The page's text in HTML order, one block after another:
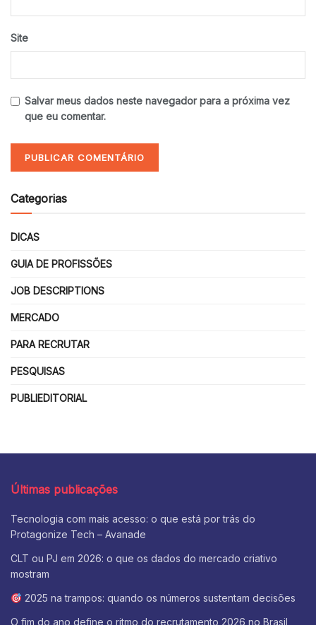
Site
Salvar meus dados neste navegador para a próxima vez
que eu comentar.
Categorias
DICAS
GUIA DE PROFISSÕES
JOB DESCRIPTIONS
MERCADO
PARA RECRUTAR
PESQUISAS
PUBLIEDITORIAL
Últimas publicações
Tecnologia com mais acesso: o que está por trás do
Protagonize Tech – Avanade
CLT ou PJ em 2026: o que os dados do mercado criativo
mostram
2025 na trampos: quando os números sustentam decisões
O fim do ano define o ritmo do recrutamento 2026 no Brasil